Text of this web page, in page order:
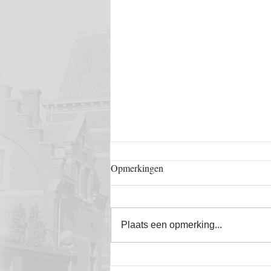
We gaan weer van start.
Opmerkingen
Plaats een opmerking...